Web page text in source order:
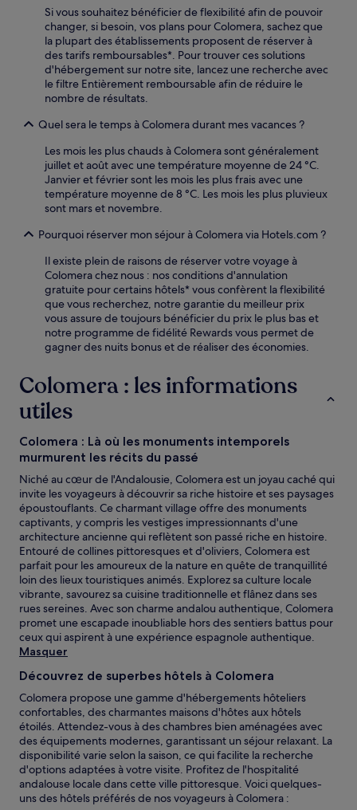
Si vous souhaitez bénéficier de flexibilité afin de pouvoir
changer, si besoin, vos plans pour Colomera, sachez que
la plupart des établissements proposent de réserver à
des tarifs remboursables*. Pour trouver ces solutions
d'hébergement sur notre site, lancez une recherche avec
le filtre Entièrement remboursable afin de réduire le
nombre de résultats.
Quel sera le temps à Colomera durant mes vacances ?
Les mois les plus chauds à Colomera sont généralement
juillet et août avec une température moyenne de 24 °C.
Janvier et février sont les mois les plus frais avec une
température moyenne de 8 °C. Les mois les plus pluvieux
sont mars et novembre.
Pourquoi réserver mon séjour à Colomera via Hotels.com ?
Il existe plein de raisons de réserver votre voyage à
Colomera chez nous : nos conditions d'annulation
gratuite pour certains hôtels* vous confèrent la flexibilité
que vous recherchez, notre garantie du meilleur prix
vous assure de toujours bénéficier du prix le plus bas et
notre programme de fidélité Rewards vous permet de
gagner des nuits bonus et de réaliser des économies.
Colomera : les informations
utiles
Colomera : Là où les monuments intemporels
murmurent les récits du passé
Niché au cœur de l'Andalousie, Colomera est un joyau caché qui
invite les voyageurs à découvrir sa riche histoire et ses paysages
époustouflants. Ce charmant village offre des monuments
captivants, y compris les vestiges impressionnants d'une
architecture ancienne qui reflètent son passé riche en histoire.
Entouré de collines pittoresques et d'oliviers, Colomera est
parfait pour les amoureux de la nature en quête de tranquillité
loin des lieux touristiques animés. Explorez sa culture locale
vibrante, savourez sa cuisine traditionnelle et flânez dans ses
rues sereines. Avec son charme andalou authentique, Colomera
promet une escapade inoubliable hors des sentiers battus pour
ceux qui aspirent à une expérience espagnole authentique.
Masquer
Découvrez de superbes hôtels à Colomera
Colomera propose une gamme d'hébergements hôteliers
confortables, des charmantes maisons d'hôtes aux hôtels
étoilés. Attendez-vous à des chambres bien aménagées avec
des équipements modernes, garantissant un séjour relaxant. La
disponibilité varie selon la saison, ce qui facilite la recherche
d'options adaptées à votre visite. Profitez de l'hospitalité
andalouse locale dans cette ville pittoresque. Voici quelques-
uns des hôtels préférés de nos voyageurs à Colomera :